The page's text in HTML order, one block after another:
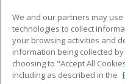
Military
Financial Assistance
Help
We and our partners may
technologies to collect
your browsing activities and
information being collected
choosing to "Accept All
including as described in the